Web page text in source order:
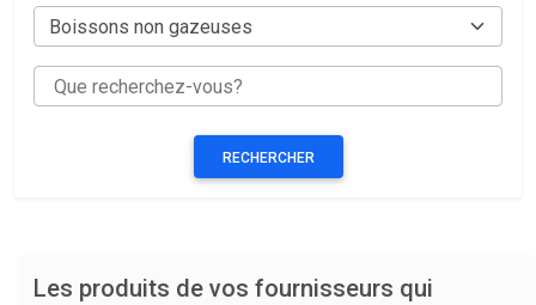
Les produits de vos fournisseurs qui